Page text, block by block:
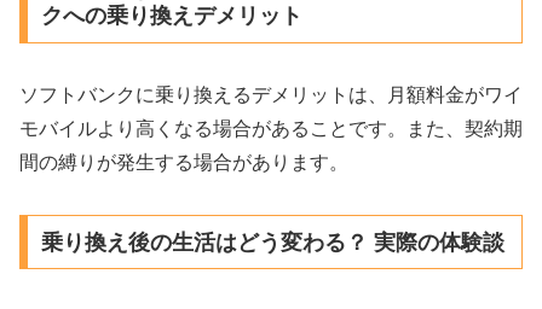
クへの乗り換えデメリット
ソフトバンクに乗り換えるデメリットは、月額料金がワイ
モバイルより高くなる場合があることです。また、契約期
間の縛りが発生する場合があります。
乗り換え後の生活はどう変わる？ 実際の体験談